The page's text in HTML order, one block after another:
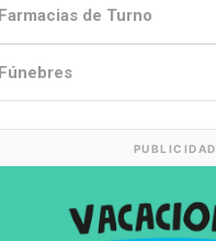
Farmacias de Turno
Fúnebres
PUBLICIDAD